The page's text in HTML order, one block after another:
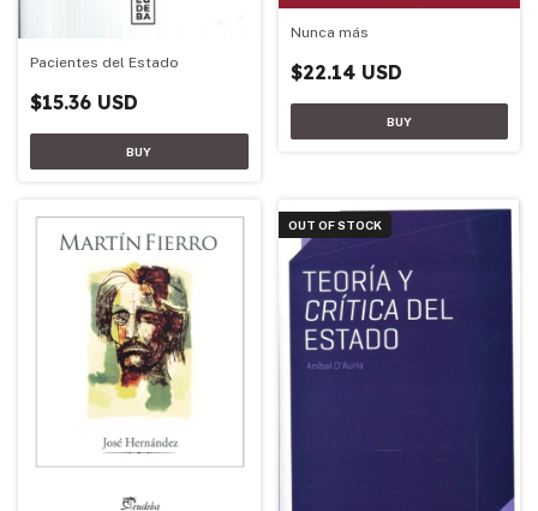
Pacientes del Estado
$15.36 USD
Nunca más
$22.14 USD
OUT OF STOCK